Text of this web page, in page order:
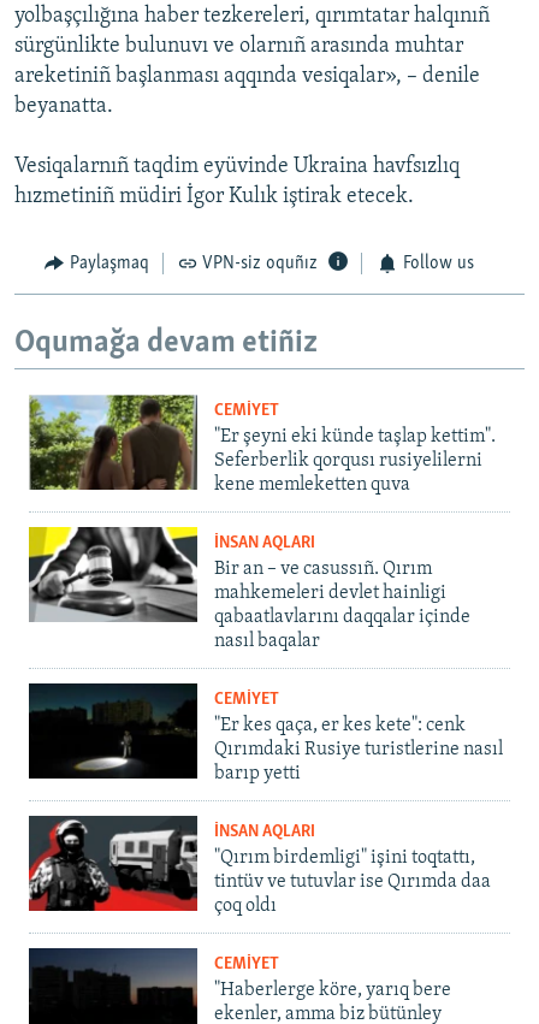
yolbaşçılığına haber tezkereleri, qırımtatar halqınıñ
sürgünlikte bulunuvı ve olarnıñ arasında muhtar
areketiniñ başlanması aqqında vesiqalar», – denile
beyanatta.
Vesiqalarnıñ taqdim eyüvinde Ukraina havfsızlıq
hızmetiniñ müdiri İgor Kulık iştirak etecek.
Paylaşmaq VPN-siz oquñız Follow us
Oqumağa devam etiñiz
CEMİYET
"Er şeyni eki künde taşlap kettim".
Seferberlik qorqusı rusiyelilerni
kene memleketten quva
İNSAN AQLARI
Bir an – ve casussıñ. Qırım
mahkemeleri devlet hainligi
qabaatlavlarını daqqalar içinde
nasıl baqalar
CEMİYET
"Er kes qaça, er kes kete": cenk
Qırımdaki Rusiye turistlerine nasıl
barıp yetti
İNSAN AQLARI
"Qırım birdemligi" işini toqtattı,
tintüv ve tutuvlar ise Qırımda daa
çoq oldı
CEMİYET
"Haberlerge köre, yarıq bere
ekenler, amma biz bütünley